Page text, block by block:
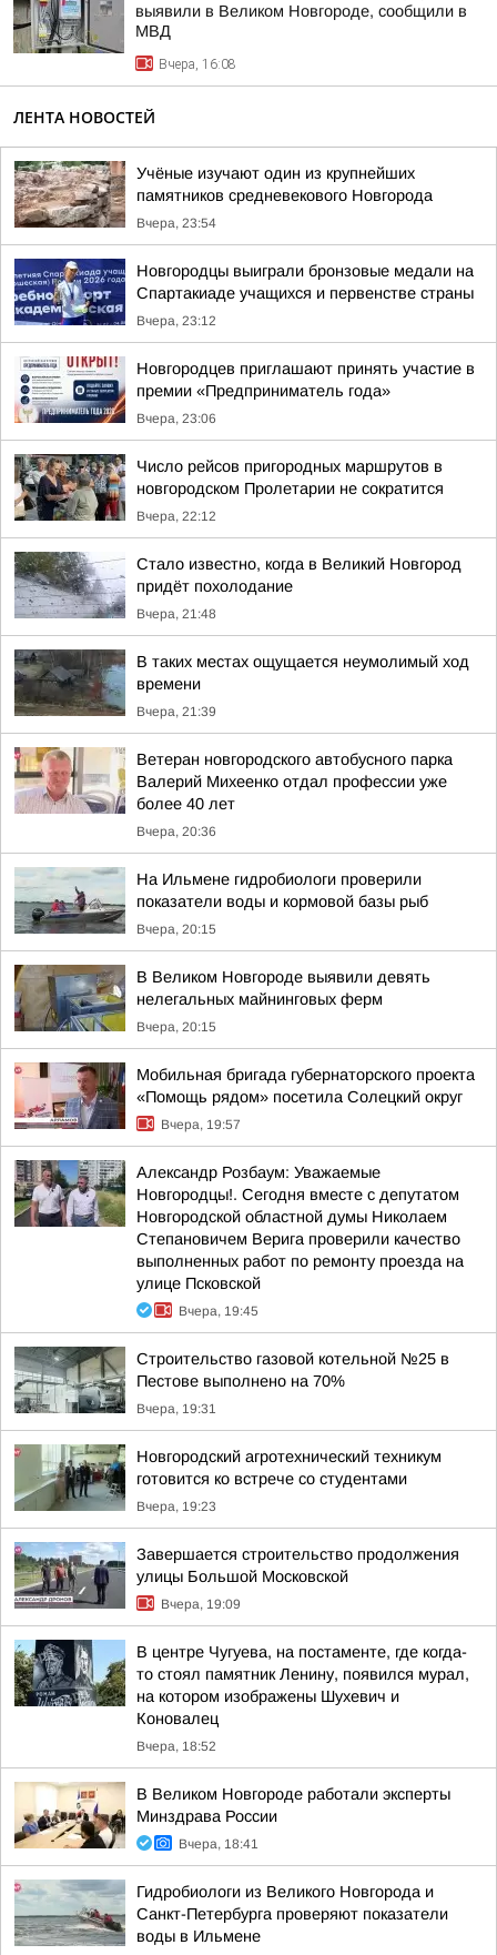
выявили в Великом Новгороде, сообщили в
МВД
Вчера, 16:08
ЛЕНТА НОВОСТЕЙ
Учёные изучают один из крупнейших
памятников средневекового Новгорода
Вчера, 23:54
Новгородцы выиграли бронзовые медали на
Спартакиаде учащихся и первенстве страны
Вчера, 23:12
Новгородцев приглашают принять участие в
премии «Предприниматель года»
Вчера, 23:06
Число рейсов пригородных маршрутов в
новгородском Пролетарии не сократится
Вчера, 22:12
Стало известно, когда в Великий Новгород
придёт похолодание
Вчера, 21:48
В таких местах ощущается неумолимый ход
времени
Вчера, 21:39
Ветеран новгородского автобусного парка
Валерий Михеенко отдал профессии уже
более 40 лет
Вчера, 20:36
На Ильмене гидробиологи проверили
показатели воды и кормовой базы рыб
Вчера, 20:15
В Великом Новгороде выявили девять
нелегальных майнинговых ферм
Вчера, 20:15
Мобильная бригада губернаторского проекта
«Помощь рядом» посетила Солецкий округ
Вчера, 19:57
Александр Розбаум: Уважаемые
Новгородцы!. Сегодня вместе с депутатом
Новгородской областной думы Николаем
Степановичем Верига проверили качество
выполненных работ по ремонту проезда на
улице Псковской
Вчера, 19:45
Строительство газовой котельной №25 в
Пестове выполнено на 70%
Вчера, 19:31
Новгородский агротехнический техникум
готовится ко встрече со студентами
Вчера, 19:23
Завершается строительство продолжения
улицы Большой Московской
Вчера, 19:09
В центре Чугуева, на постаменте, где когда-
то стоял памятник Ленину, появился мурал,
на котором изображены Шухевич и
Коновалец
Вчера, 18:52
В Великом Новгороде работали эксперты
Минздрава России
Вчера, 18:41
Гидробиологи из Великого Новгорода и
Санкт-Петербурга проверяют показатели
воды в Ильмене